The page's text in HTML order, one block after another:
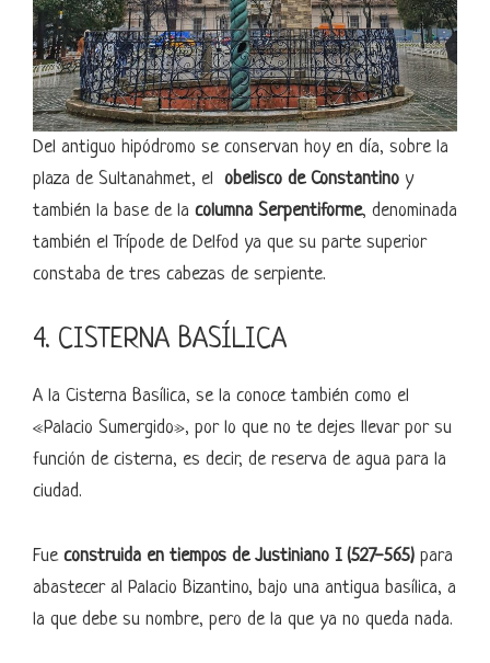
Del antiguo hipódromo se conservan hoy en día, sobre la
plaza de Sultanahmet, el obelisco de Constantino y
también la base de la columna Serpentiforme, denominada
también el Trípode de Delfod ya que su parte superior
constaba de tres cabezas de serpiente.
4. CISTERNA BASÍLICA
A la Cisterna Basílica, se la conoce también como el
«Palacio Sumergido», por lo que no te dejes llevar por su
función de cisterna, es decir, de reserva de agua para la
ciudad.
Fue construida en tiempos de Justiniano I (527-565) para
abastecer al Palacio Bizantino, bajo una antigua basílica, a
la que debe su nombre, pero de la que ya no queda nada.